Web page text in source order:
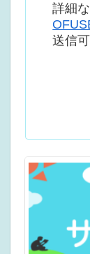
詳細
送信可